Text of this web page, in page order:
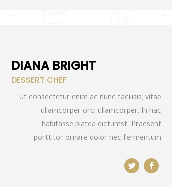
DIANA BRIGHT
DESSERT CHEF
Ut consectetur enim ac nunc facilisis, vitae
ullamcorper orci ullamcorper. In hac
habitasse platea dictumst. Praesent
porttitor ornare dolor nec fermentum.